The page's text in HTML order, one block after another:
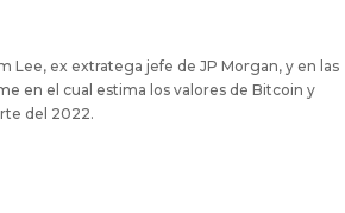
Lee, ex extratega jefe de JP Morgan, y en las
en el cual estima los valores de Bitcoin y
del 2022.